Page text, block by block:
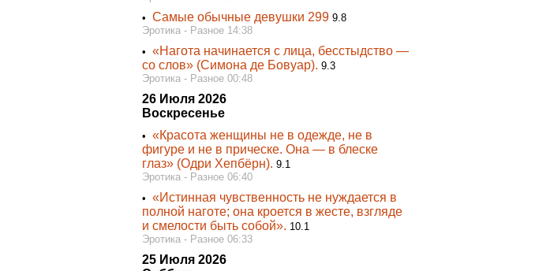
• Самые обычные девушки 299 9.8
Эротика - Разное 14:38
• «Нагота начинается с лица, бесстыдство —
со слов» (Симона де Бовуар). 9.3
Эротика - Разное 00:48
26 Июля 2026
Воскресенье
• «Красота женщины не в одежде, не в
фигуре и не в прическе. Она — в блеске
глаз» (Одри Хепбёрн). 9.1
Эротика - Разное 06:40
• «Истинная чувственность не нуждается в
полной наготе; она кроется в жесте, взгляде
и смелости быть собой». 10.1
Эротика - Разное 06:33
25 Июля 2026